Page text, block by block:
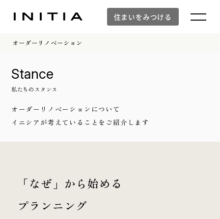
住まいをみつける
オーダーリノベーション
Stance
私たちのスタンス
オーダーリノベーションについて
イニシアが考えていることをご紹介します
「なぜ」から始める
プランニング